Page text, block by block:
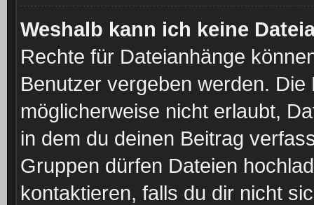
Weshalb kann ich keine
Rechte für Dateianhänge
Benutzer vergeben werden.
möglicherweise nicht erlaubt,
in dem du deinen Beitrag
Gruppen dürfen Dateien
kontaktieren, falls du dir nicht